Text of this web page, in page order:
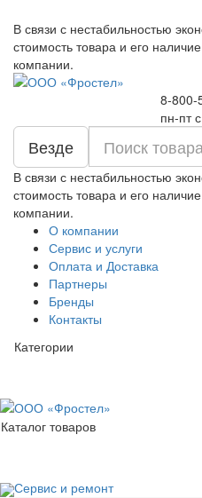
В связи с нестабильностью
стоимость товара и его
компании.
8-800-
пн-пт
Везде
В связи с нестабильностью
стоимость товара и его
компании.
О компании
Сервис и услуги
Оплата и Доставка
Партнеры
Бренды
Контакты
Категории
Каталог товаров
Сервис и ремонт